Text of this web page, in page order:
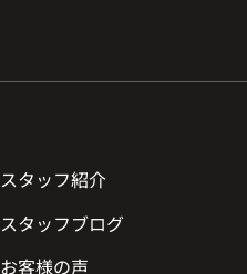
スタッフ紹介
スタッフブログ
お客様の声